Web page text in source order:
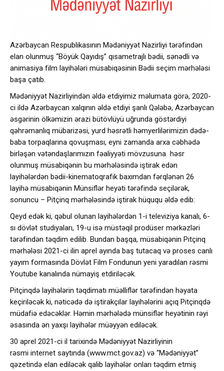
Azərbaycan Respublikasının Mədəniyyət Nazirliyi tərəfindən
elan olunmuş “Böyük Qayıdış” qısametrajlı bədii, sənədli və
animasiya film layihələri müsabiqəsinin Bədii seçim mərhələsi
başa çatıb.
Mədəniyyət Nazirliyindən əldə etdiyimiz məlumata görə, 2020-
ci ildə Azərbaycan xalqının əldə etdiyi şanlı Qələbə, Azərbaycan
əsgərinin ölkəmizin ərazi bütövlüyü uğrunda göstərdiyi
qəhrəmanlıq mübarizəsi, yurd həsrətli həmyerlilərimizin dədə-
baba torpaqlarına qovuşması, eyni zamanda arxa cəbhədə
birləşən vətəndaşlarımızın fəaliyyəti mövzusuna həsr
olunmuş müsabiqənin bu mərhələsində iştirak edən
layihələrdən bədii-kinematoqrafik baxımdan fərqlənən 26
layihə müsabiqənin Münsiflər heyəti tərəfində seçilərək,
sonuncu – Pitçinq mərhələsində iştirak hüququ əldə edib:
Qeyd edək ki, qəbul olunan layihələrdən 1-i televiziya kanalı, 6-
sı dövlət studiyaları, 19-u isə müstəqil prodüser mərkəzləri
tərəfindən təqdim edilib. Bundan başqa, müsabiqənin Pitçinq
mərhələsi 2021-ci ilin aprel ayında baş tutacaq və proses canlı
yayım formasında Dövlət Film Fondunun yeni yaradılan rəsmi
Youtube kanalında nümayiş etdiriləcək.
Pitçinqdə layihələrin təqdimatı müəlliflər tərəfindən həyata
keçiriləcək ki, nəticədə də iştirakçılar layihələrini açıq Pitçinqdə
müdafiə edəcəklər. Həmin mərhələdə münsiflər heyətinin rəyi
əsasında ən yaxşı layihələr müəyyən ediləcək.
30 aprel 2021-ci il tarixində Mədəniyyət Nazirliyinin
rəsmi internet saytında (www.mct.gov.az) və “Mədəniyyət”
qəzetində elan ediləcək qalib layihələr onları təqdim etmiş